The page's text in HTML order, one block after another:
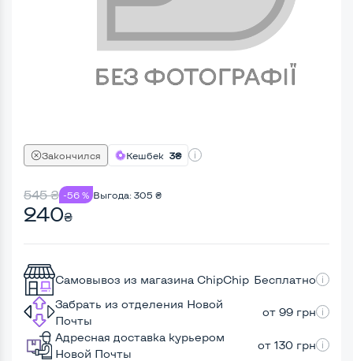
Закончился Кешбек 3₴
545₴ -56 % Выгода: 305 ₴
240₴
Самовывоз из магазина ChipChip Бесплатно
Забрать из отделения Новой
Почты
от 99 грн
Адресная доставка курьером
Новой Почты
от 130 грн